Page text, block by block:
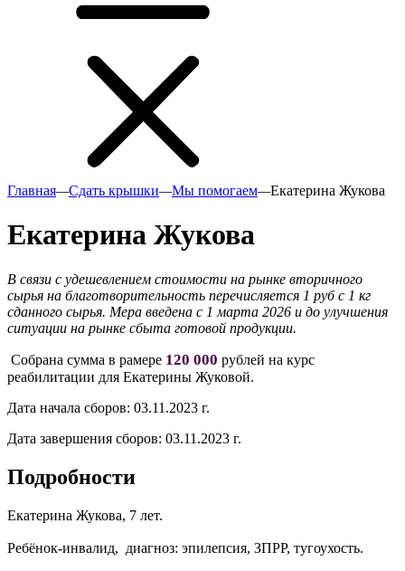
Главная—Сдать крышки—Мы помогаем—Екатерина Жукова
Екатерина Жукова
В связи с удешевлением стоимости на рынке вторичного
сырья на благотворительность перечисляется 1 руб с 1 кг
сданного сырья. Мера введена с 1 марта 2026 и до улучшения
ситуации на рынке сбыта готовой продукции.
Собрана сумма в рамере 120 000 рублей на курс
реабилитации для Екатерины Жуковой.
Дата начала сборов: 03.11.2023 г.
Дата завершения сборов: 03.11.2023 г.
Подробности
Екатерина Жукова, 7 лет.
Ребёнок-инвалид, диагноз: эпилепсия, ЗПРР, тугоухость.